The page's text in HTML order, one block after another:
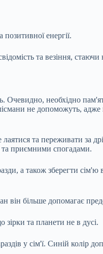
енергії.
та везіння,
Очевидно, необхідно
не допоможуть, адже
лаятися та переживати
та приємними спогадами.
а також зберегти сім'ю
він більше допомагає
та планети не в дусі.
у сім'ї. Синій колір